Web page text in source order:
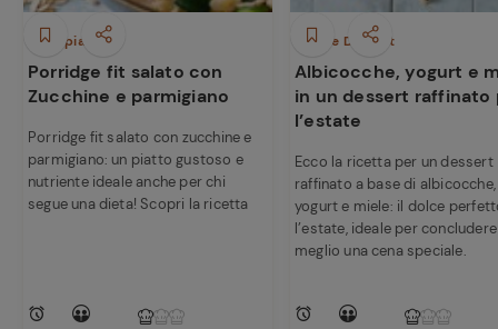
Primi piatti
Porridge fit salato con
Zucchine e parmigiano
Porridge fit salato con zucchine e
parmigiano: un piatto gustoso e
nutriente ideale anche per chi
segue una dieta! Scopri la ricetta
Dolci e Dessert
Albicocche, yogurt e
in un dessert raffinato
l’estate
Ecco la ricetta per un dessert
raffinato a base di albicocche,
yogurt e miele: il dolce
l’estate, ideale per
meglio una cena speciale.